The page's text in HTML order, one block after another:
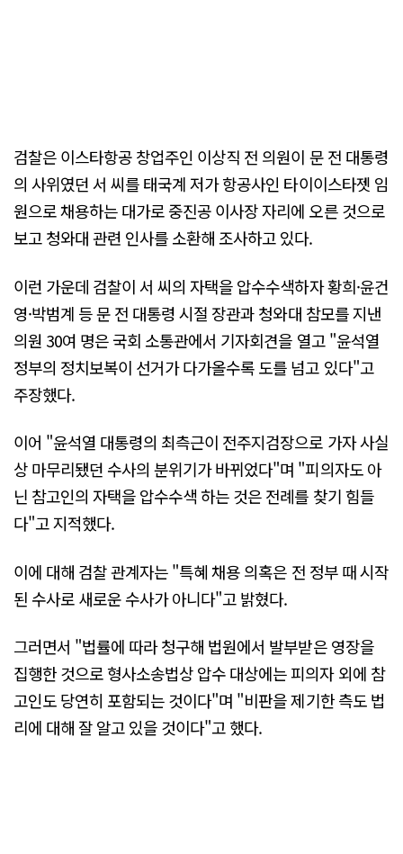
검찰은 이스타항공 창업주인 이상직 전 의원이 문 전 대통령
의 사위였던 서 씨를 태국계 저가 항공사인 타이이스타젯 임
원으로 채용하는 대가로 중진공 이사장 자리에 오른 것으로
보고 청와대 관련 인사를 소환해 조사하고 있다.
이런 가운데 검찰이 서 씨의 자택을 압수수색하자 황희·윤건
영·박범계 등 문 전 대통령 시절 장관과 청와대 참모를 지낸
의원 30여 명은 국회 소통관에서 기자회견을 열고 "윤석열
정부의 정치보복이 선거가 다가올수록 도를 넘고 있다"고
주장했다.
이어 "윤석열 대통령의 최측근이 전주지검장으로 가자 사실
상 마무리됐던 수사의 분위기가 바뀌었다"며 "피의자도 아
닌 참고인의 자택을 압수수색 하는 것은 전례를 찾기 힘들
다"고 지적했다.
이에 대해 검찰 관계자는 "특혜 채용 의혹은 전 정부 때 시작
된 수사로 새로운 수사가 아니다"고 밝혔다.
그러면서 "법률에 따라 청구해 법원에서 발부받은 영장을
집행한 것으로 형사소송법상 압수 대상에는 피의자 외에 참
고인도 당연히 포함되는 것이다"며 "비판을 제기한 측도 법
리에 대해 잘 알고 있을 것이다"고 했다.